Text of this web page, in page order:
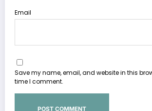
Email
Save my name, email, and website in this
time I comment.